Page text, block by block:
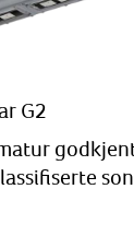
G2